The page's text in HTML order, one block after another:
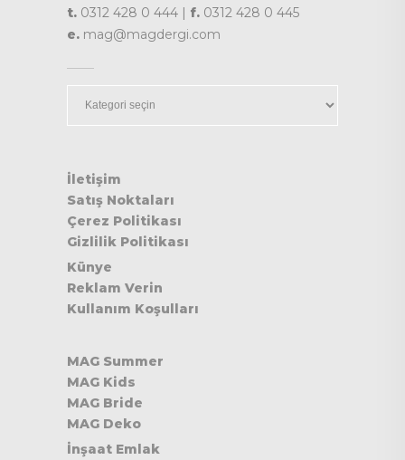
t. 0312 428 0 444 | f. 0312 428 0 445
e. mag@magdergi.com
İletişim
Satış Noktaları
Çerez Politikası
Gizlilik Politikası
Künye
Reklam Verin
Kullanım Koşulları
MAG Summer
MAG Kids
MAG Bride
MAG Deko
İnşaat Emlak